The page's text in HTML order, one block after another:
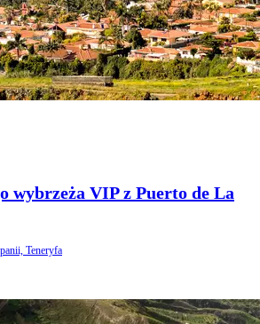
wybrzeża VIP z Puerto de La
Teneryfa